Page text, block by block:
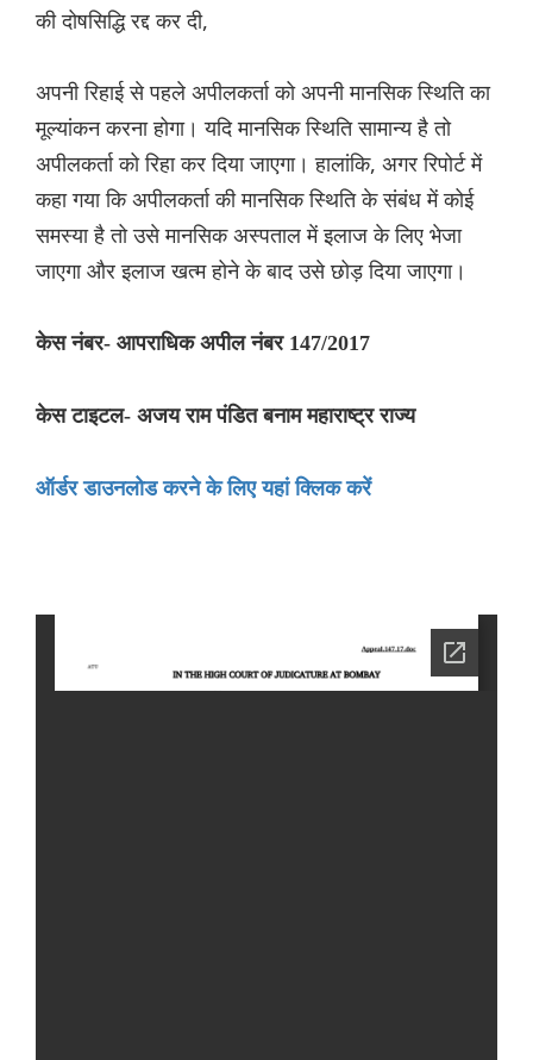
की दोषसिद्धि रद्द कर दी,
अपनी रिहाई से पहले अपीलकर्ता को अपनी मानसिक स्थिति का
मूल्यांकन करना होगा। यदि मानसिक स्थिति सामान्य है तो
अपीलकर्ता को रिहा कर दिया जाएगा। हालांकि, अगर रिपोर्ट में
कहा गया कि अपीलकर्ता की मानसिक स्थिति के संबंध में कोई
समस्या है तो उसे मानसिक अस्पताल में इलाज के लिए भेजा
जाएगा और इलाज खत्म होने के बाद उसे छोड़ दिया जाएगा।
केस नंबर- आपराधिक अपील नंबर 147/2017
केस टाइटल- अजय राम पंडित बनाम महाराष्ट्र राज्य
ऑर्डर डाउनलोड करने के लिए यहां क्लिक करें